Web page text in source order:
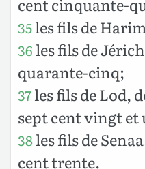
35les fils de
36 les fils de
quarante-cinq;
37les fils de Lod,
sept cent vingt et
38les fils de
cent trente.